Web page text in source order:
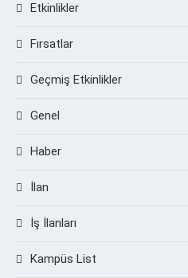
Etkinlikler
Fırsatlar
Geçmiş Etkinlikler
Genel
Haber
İlan
İş İlanları
Kampüs List